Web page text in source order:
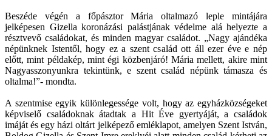
Beszéde végén a főpásztor Mária oltalmazó leple mintájára
jelképesen Gizella koronázási palástjának védelme alá helyezte a
résztvevő családokat, és minden magyar családot. „Nagy ajándéka
népünknek Istentől, hogy ez a szent család ott áll ezer éve e nép
előtt, mint példakép, mint égi közbenjáró! Mária mellett, akire mint
Nagyasszonyunkra tekintünk, e szent család népünk támasza és
oltalma!”- mondta.
A szentmise egyik különlegessége volt, hogy az egyházközségeket
képviselő családoknak átadtak a Hit Éve gyertyáját, a családok
imáját és egy házi oltárt jelképező emléklapot, amelyen Szent István,